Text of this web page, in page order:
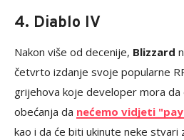
4. Diablo IV
Nakon više od decenije, Blizzard
četvrto izdanje svoje popularne
grijehova koje developer mora da
obećanja da nećemo vidjeti
kao i da će biti ukinute neke stvari